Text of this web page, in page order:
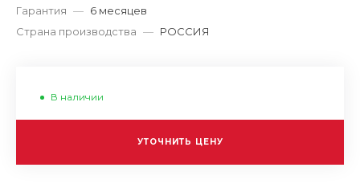
Гарантия — 6 месяцев
Страна производства — РОССИЯ
В наличии
УТОЧНИТЬ ЦЕНУ